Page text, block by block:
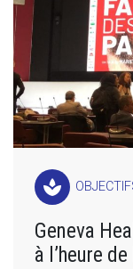
spa
Geneva
à l’heure